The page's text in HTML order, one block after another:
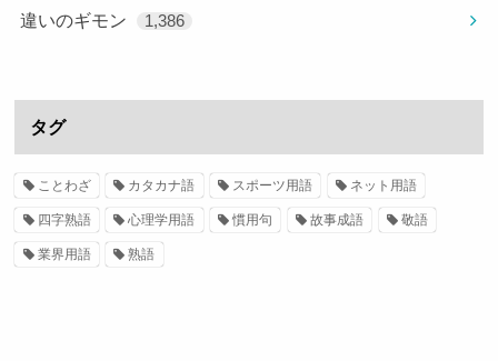
違いのギモン 1,386
タグ
ことわざ カタカナ語 スポーツ用語 ネット用語
四字熟語 心理学用語 慣用句 故事成語 敬語
業界用語 熟語